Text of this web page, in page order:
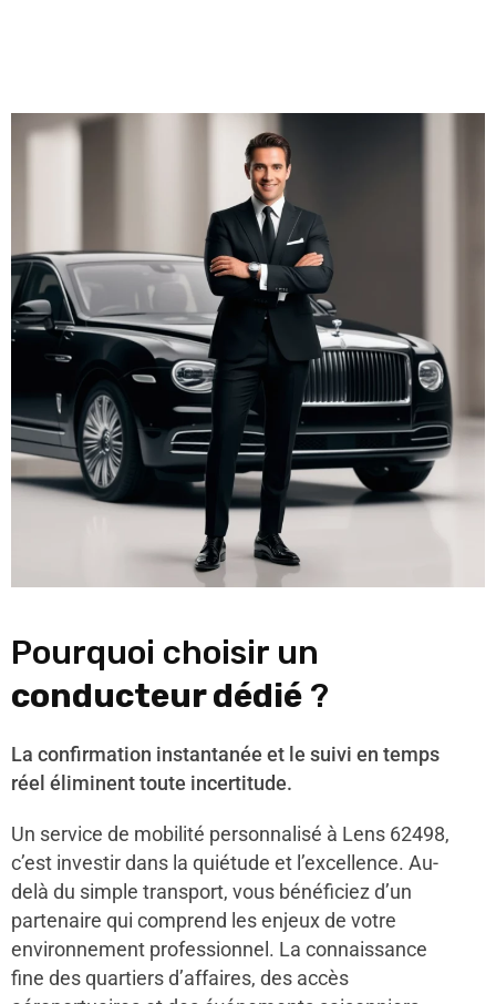
Pourquoi choisir un
conducteur dédié ?
La confirmation instantanée et le suivi en temps
réel éliminent toute incertitude.
Un service de mobilité personnalisé à Lens 62498,
c’est investir dans la quiétude et l’excellence. Au-
delà du simple transport, vous bénéficiez d’un
partenaire qui comprend les enjeux de votre
environnement professionnel. La connaissance
fine des quartiers d’affaires, des accès